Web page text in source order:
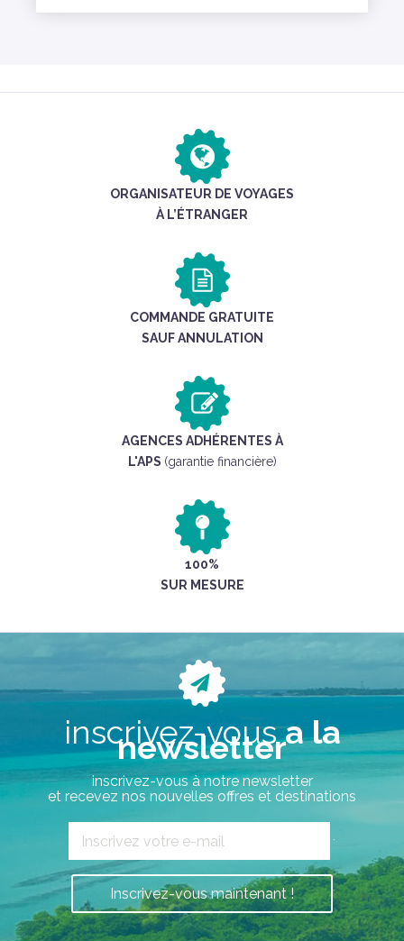
ORGANISATEUR DE VOYAGES
À L’ÉTRANGER
COMMANDE GRATUITE
SAUF ANNULATION
AGENCES ADHÉRENTES À
L'APS (garantie financière)
100%
SUR MESURE
inscrivez-vousa la
newsletter
inscrivez-vous à notre newsletter
et recevez nos nouvelles offres et destinations
`
Inscrivez-vous maintenant !